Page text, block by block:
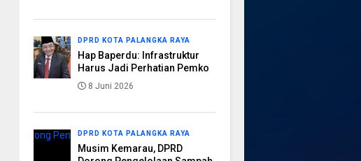
DPRD KOTA PALANGKA RAYA
Hap Baperdu: Infrastruktur
Harus Jadi Perhatian Pemko
8 Juni 2026
DPRD KOTA PALANGKA RAYA
Musim Kemarau, DPRD